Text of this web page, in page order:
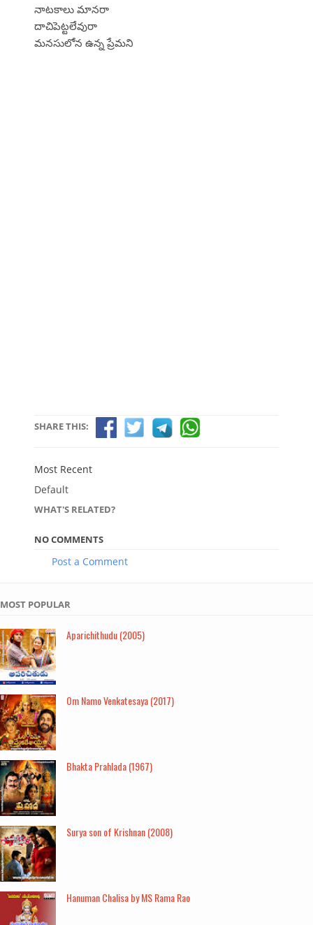
నాటకాలు మానరా
దాచిపెట్టలేవురా
మనసులోన ఉన్న ప్రేమని
SHARE THIS:
Most Recent
Default
WHAT'S RELATED?
NO COMMENTS
Post a Comment
MOST POPULAR
Aparichithudu (2005)
Om Namo Venkatesaya (2017)
Bhakta Prahlada (1967)
Surya son of Krishnan (2008)
Hanuman Chalisa by MS Rama Rao